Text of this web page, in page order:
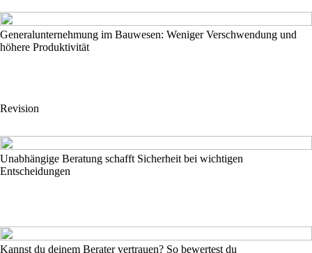
Generalunternehmung im Bauwesen: Weniger Verschwendung und
höhere Produktivität
Revision
Unabhängige Beratung schafft Sicherheit bei wichtigen
Entscheidungen
Kannst du deinem Berater vertrauen? So bewertest du